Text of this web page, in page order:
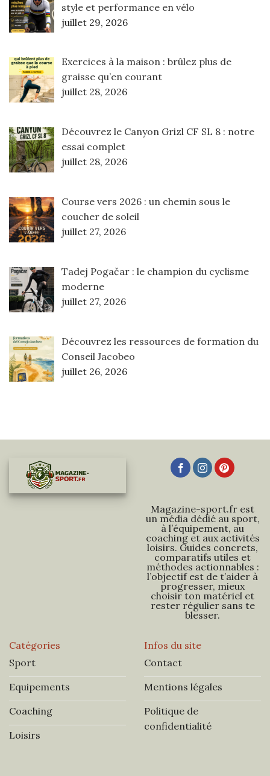
style et performance en vélo
juillet 29, 2026
Exercices à la maison : brûlez plus de
graisse qu’en courant
juillet 28, 2026
Découvrez le Canyon Grizl CF SL 8 : notre
essai complet
juillet 28, 2026
Course vers 2026 : un chemin sous le
coucher de soleil
juillet 27, 2026
Tadej Pogačar : le champion du cyclisme
moderne
juillet 27, 2026
Découvrez les ressources de formation du
Conseil Jacobeo
juillet 26, 2026
Magazine-sport.fr est
un média dédié au sport,
à l’équipement, au
coaching et aux activités
loisirs. Guides concrets,
comparatifs utiles et
méthodes actionnables :
l’objectif est de t’aider à
progresser, mieux
choisir ton matériel et
rester régulier sans te
blesser.
Catégories
Sport
Equipements
Coaching
Loisirs
Infos du site
Contact
Mentions légales
Politique de
confidentialité